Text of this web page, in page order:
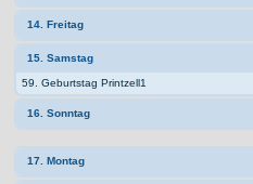
14. Freitag
15. Samstag
59. Geburtstag Printzell1
16. Sonntag
17. Montag